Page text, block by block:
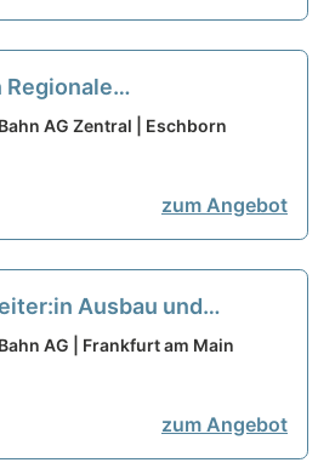
Regionale
Mitte neu
AG Zentral | Eschborn
zum Angebot
Ausbau und
Niddertalbahn
AG | Frankfurt am Main
zum Angebot